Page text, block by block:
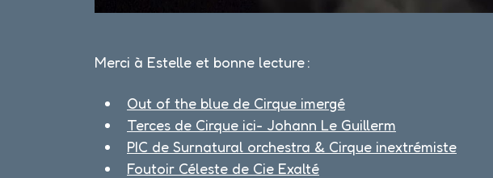
Merci à Estelle et bonne lecture :
Out of the blue de Cirque imergé
Terces de Cirque ici- Johann Le Guillerm
PIC de Surnatural orchestra & Cirque inextrémiste
Foutoir Céleste de Cie Exalté